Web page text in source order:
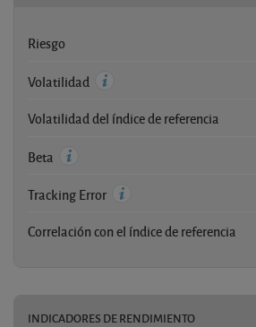
Riesgo
Volatilidad
Volatilidad del índice de referencia
Beta
Tracking Error
Correlación con el índice de referencia
INDICADORES DE RENDIMIENTO